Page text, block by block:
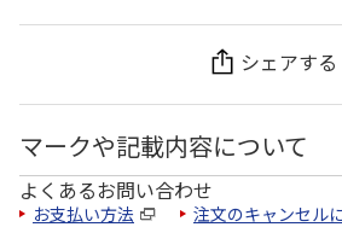
シェアする
マークや記載内容について
よくあるお問い合わせ
お支払い方法 注文のキャンセル